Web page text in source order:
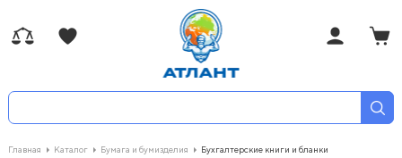
Главная Каталог Бумага и бумизделия
Бухгалтерские книги и бланки